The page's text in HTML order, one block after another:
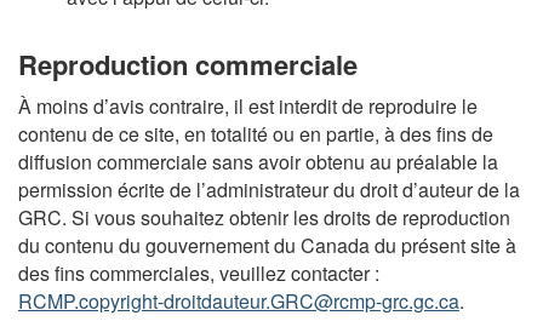
Reproduction commerciale
À moins d’avis contraire, il est interdit de reproduire le
contenu de ce site, en totalité ou en partie, à des fins de
diffusion commerciale sans avoir obtenu au préalable la
permission écrite de l’administrateur du droit d’auteur de la
GRC. Si vous souhaitez obtenir les droits de reproduction
du contenu du gouvernement du Canada du présent site à
des fins commerciales, veuillez contacter :
RCMP.copyright-droitdauteur.GRC@rcmp-grc.gc.ca.